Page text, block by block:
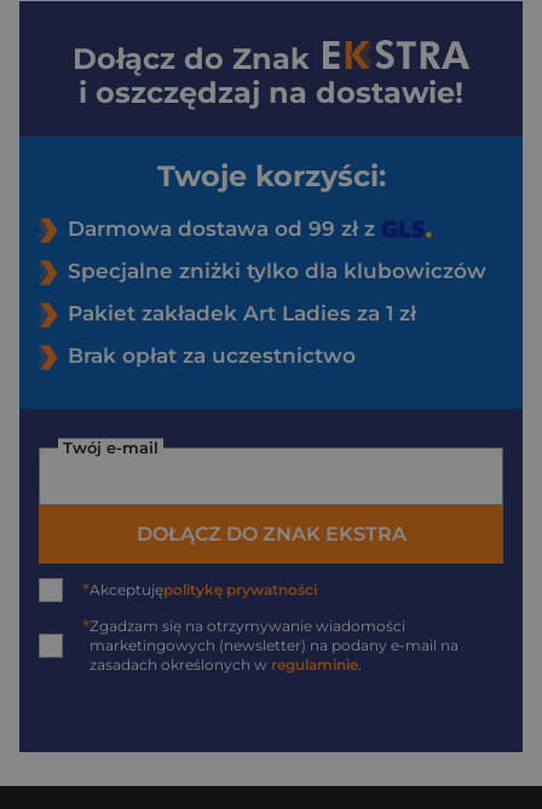
Dołącz do Znak
i oszczędzaj na dostawie!
Twoje korzyści:
Darmowa dostawa od 99 zł z
Specjalne zniżki tylko dla klubowiczów
Pakiet zakładek Art Ladies za 1 zł
Brak opłat za uczestnictwo
Twój e-mail
DOŁĄCZ DO ZNAK EKSTRA
*Akceptujępolitykę prywatności
*Zgadzam się na otrzymywanie wiadomości
marketingowych (newsletter) na podany e-mail na
zasadach określonych w regulaminie